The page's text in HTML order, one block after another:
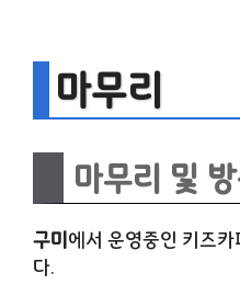
마무리
마무리 및
구미에서 운영중인 키즈
다.